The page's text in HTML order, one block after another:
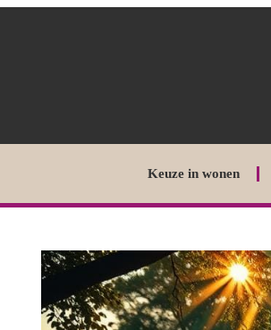
Keuze in wonen